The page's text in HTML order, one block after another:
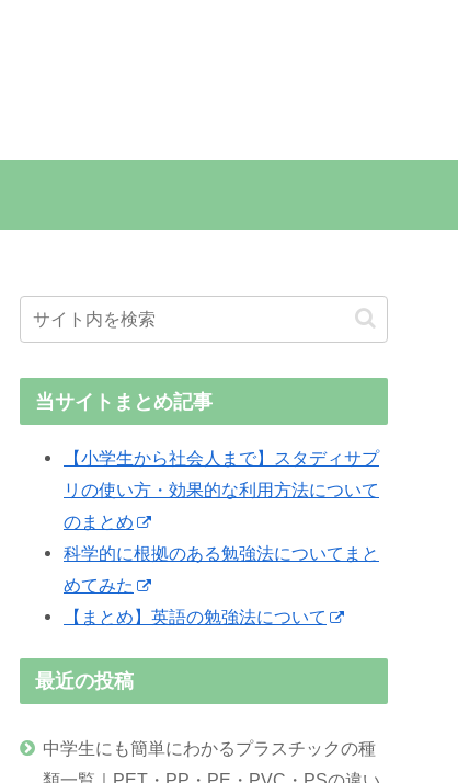
当サイトまとめ記事
【小学生から社会人まで】スタディサプ
リの使い方・効果的な利用方法について
のまとめ
科学的に根拠のある勉強法についてまと
めてみた
【まとめ】英語の勉強法について
最近の投稿
中学生にも簡単にわかるプラスチックの種